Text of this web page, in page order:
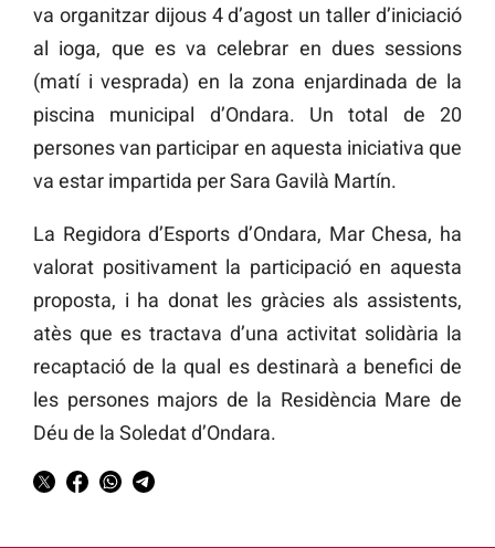
va organitzar dijous 4 d’agost un taller d’iniciació
al ioga, que es va celebrar en dues sessions
(matí i vesprada) en la zona enjardinada de la
piscina municipal d’Ondara. Un total de 20
persones van participar en aquesta iniciativa que
va estar impartida per Sara Gavilà Martín.
La Regidora d’Esports d’Ondara, Mar Chesa, ha
valorat positivament la participació en aquesta
proposta, i ha donat les gràcies als assistents,
atès que es tractava d’una activitat solidària la
recaptació de la qual es destinarà a benefici de
les persones majors de la Residència Mare de
Déu de la Soledat d’Ondara.